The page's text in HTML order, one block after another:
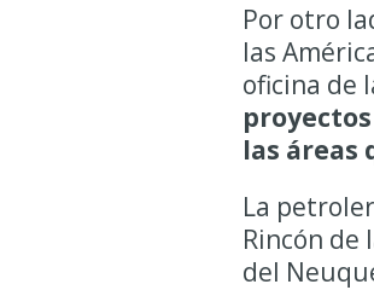
Por otro
las
oficina de
las áreas
La
Rincón de
del